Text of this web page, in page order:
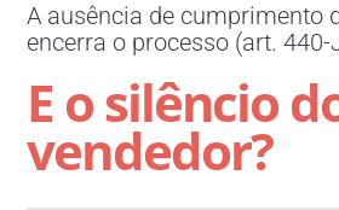
A ausência de cumprimento
encerra o processo (art. 440-
E o silêncio
vendedor?